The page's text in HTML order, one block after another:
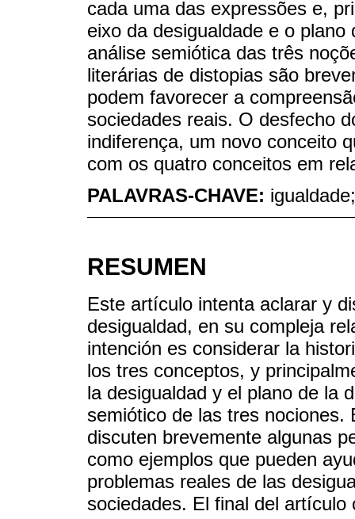
cada uma das expressões e,
eixo da desigualdade e o
análise semiótica das três
literárias de distopias são
podem favorecer a
sociedades reais. O desfecho
indiferença, um novo conceito
com os quatro conceitos em
PALAVRAS-CHAVE:
RESUMEN
Este artículo intenta aclarar y
desigualdad, en su compleja
intención es considerar la
los tres conceptos, y
la desigualdad y el plano de la
semiótico de las tres
discuten brevemente algunas
como ejemplos que pueden
problemas reales de las
sociedades. El final del